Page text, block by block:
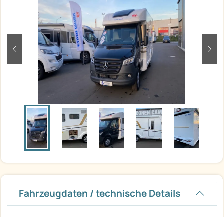
zurück
Fahrzeugdaten / technische Details